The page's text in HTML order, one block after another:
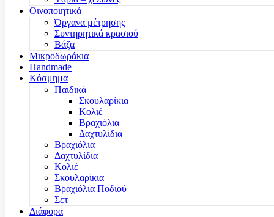
Οινοποιητικά
Όργανα μέτρησης
Συντηρητικά κρασιού
Βάζα
Μικροδωράκια
Handmade
Κόσμημα
Παιδικά
Σκουλαρίκια
Κολιέ
Βραχιόλια
Δαχτυλίδια
Βραχιόλια
Δαχτυλίδια
Κολιέ
Σκουλαρίκια
Βραχιόλια Ποδιού
Σετ
Διάφορα